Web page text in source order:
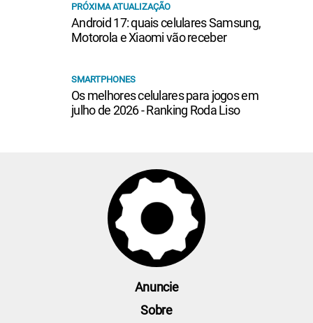
PRÓXIMA ATUALIZAÇÃO
Android 17: quais celulares Samsung,
Motorola e Xiaomi vão receber
SMARTPHONES
Os melhores celulares para jogos em
julho de 2026 - Ranking Roda Liso
Anuncie
Sobre